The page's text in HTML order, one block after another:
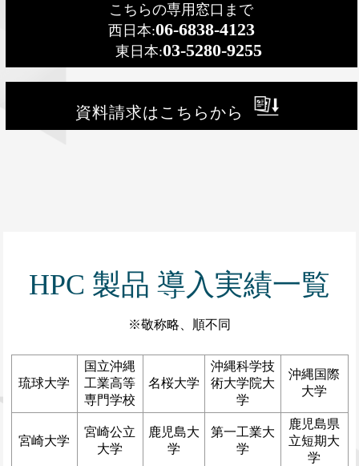
こちらの専用窓口まで
西日本:06-6838-4123
東日本:03-5280-9255
資料請求はこちらから
HPC 製品 導入実績一覧
※敬称略、順不同
琉球大学
国立沖縄
工業高等
専門学校
名桜大学
沖縄科学技
術大学院大
学
沖縄国際
大学
宮崎大学
宮崎公立
大学
鹿児島大
学
第一工業大
学
鹿児島県
立短期大
学